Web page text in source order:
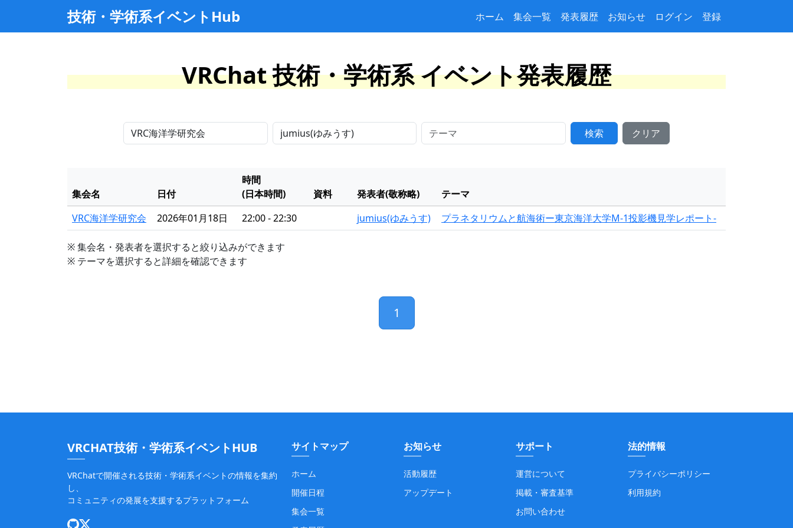
技術・学術系イベントHub ホーム 集会一覧 発表履歴 お知らせ ログイン 登録
VRChat 技術・学術系 イベント発表履歴
検索 クリア
集会名 日付
時間
(日本時間)
資料 発表者(敬称略)
テーマ
VRC海洋学研究会
2026年01月18日 22:00 - 22:30 jumius(ゆみうす) プラネタリウムと航海術ー東京海洋大学M-1投影機見学レポート-
※ 集会名・発表者を選択すると絞り込みができます
※ テーマを選択すると詳細を確認できます
1
VRCHAT技術・学術系イベントHUB
VRChatで開催される技術・学術系イベントの情報を集約
し、
コミュニティの発展を支援するプラットフォーム
サイトマップ
ホーム
開催日程
集会一覧
お知らせ
活動履歴
アップデート
サポート
運営について
掲載・審査基準
お問い合わせ
法的情報
プライバシーポリシー
利用規約